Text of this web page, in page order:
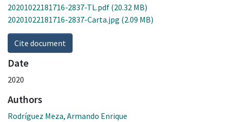
20201022181716-2837-TL.pdf (20.32 MB)
20201022181716-2837-Carta.jpg (2.09 MB)
Cite document
Date
2020
Authors
Rodríguez Meza, Armando Enrique